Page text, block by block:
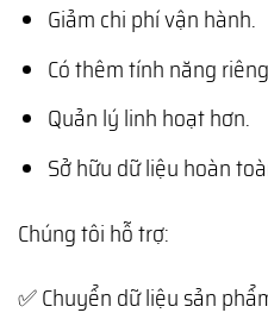
Giảm chi phí vận hành.
Có thêm tính năng
Quản lý linh hoạt hơn.
Sở hữu dữ liệu hoàn
Chúng tôi hỗ trợ:
✅ Chuyển dữ liệu sản